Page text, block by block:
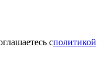
cполитикой